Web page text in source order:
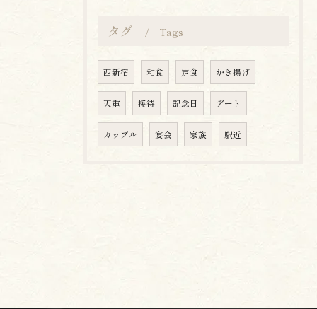
タグ Tags
西新宿 和食 定食 かき揚げ
天重 接待 記念日 デート
カップル 宴会 家族 駅近